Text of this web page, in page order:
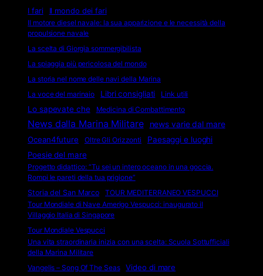
I fari
Il mondo dei fari
Il motore diesel navale: la sua apparizione e le necessità della
propulsione navale
La scelta di Giorgia sommergibilista
La spiaggia più pericolosa del mondo
La storia nel nome delle navi della Marina
La voce del marinaio
Libri consigliati Link utili
Lo sapevate che Medicina di Combattimento
News dalla Marina Militare
news varie dal mare
Ocean4future
Oltre Gli Orizzonti
Paesaggi e luoghi
Poesie del mare
Progetto didattico: “Tu sei un intero oceano in una goccia.
Rompi le pareti della tua prigione”
Storia del San Marco
TOUR MEDITERRANEO VESPUCCI
Tour Mondiale di Nave Amerigo Vespucci: inaugurato il
Villaggio Italia di Singapore
Tour Mondiale Vespucci
Una vita straordinaria inizia con una scelta: Scuola Sottufficiali
della Marina Militare
Vangelis – Song Of The Seas
Video di mare